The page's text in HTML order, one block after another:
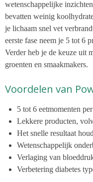
wetenschappelijke
bevatten weinig
je lichaam snel vet
eerste fase neem je 5 tot 6
Verder heb je de keuze uit
groenten en smaakmakers.
Voordelen van
5 tot 6 eetmomenten
Lekkere producten,
Het snelle resultaat
Wetenschappelijk
Verlaging van
Verbetering diabetes